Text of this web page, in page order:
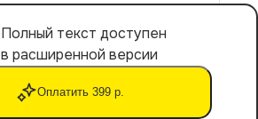
Полный текст доступен
в расширенной версии
Оплатить 399 р.